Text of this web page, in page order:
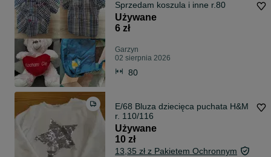
Sprzedam koszula i inne r.80
Używane
6 zł
Garzyn
02 sierpnia 2026
80
E/68 Bluza dziecięca puchata H&M
r. 110/116
Używane
10 zł
13,35 zł z Pakietem Ochronnym